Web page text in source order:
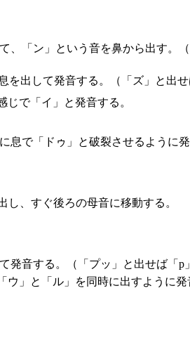
、「ン」という音を鼻から出す。
出して発音する。（「ズ」と出せ
で「イ」と発音する。
で「ドゥ」と破裂させるように
し、すぐ後ろの母音に移動する。
発音する。（「プッ」と出せば「p
」と「ル」を同時に出すように発